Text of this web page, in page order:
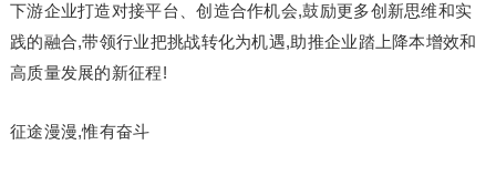
下游企业打造对接平台、创造合作机会,鼓励更多创新思维和实
践的融合,带领行业把挑战转化为机遇,助推企业踏上降本增效和
高质量发展的新征程!
征途漫漫,惟有奋斗